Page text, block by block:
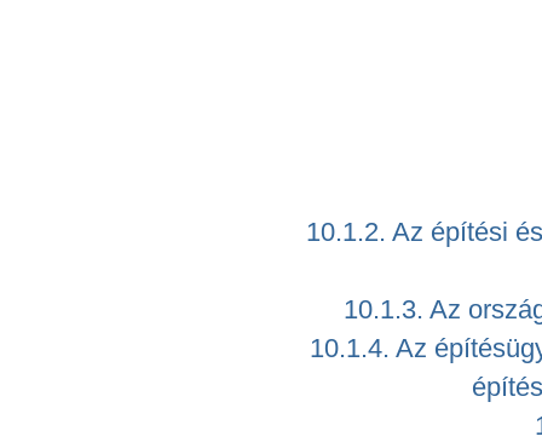
10.1.2. Az építési
10.1.3. Az
10.1.4. Az